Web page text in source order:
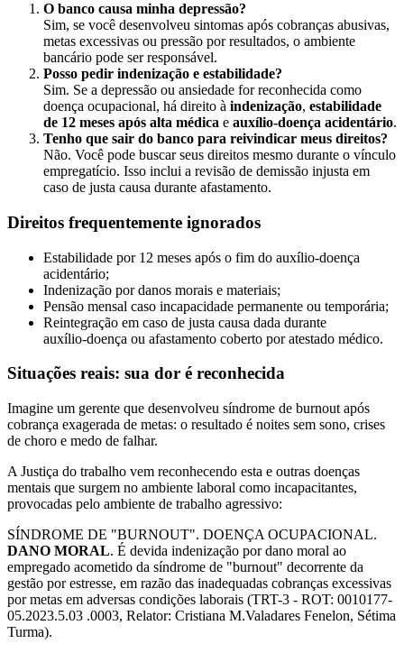
O banco causa minha depressão?
Sim, se você desenvolveu sintomas após cobranças abusivas,
metas excessivas ou pressão por resultados, o ambiente
bancário pode ser responsável.
Posso pedir indenização e estabilidade?
Sim. Se a depressão ou ansiedade for reconhecida como
doença ocupacional, há direito à indenização, estabilidade
de 12 meses após alta médica e auxílio‑doença acidentário.
Tenho que sair do banco para reivindicar meus direitos?
Não. Você pode buscar seus direitos mesmo durante o vínculo
empregatício. Isso inclui a revisão de demissão injusta em
caso de justa causa durante afastamento.
Direitos frequentemente ignorados
Estabilidade por 12 meses após o fim do auxílio-doença
acidentário;
Indenização por danos morais e materiais;
Pensão mensal caso incapacidade permanente ou temporária;
Reintegração em caso de justa causa dada durante
auxílio‑doença ou afastamento coberto por atestado médico.
Situações reais: sua dor é reconhecida
Imagine um gerente que desenvolveu síndrome de burnout após
cobrança exagerada de metas: o resultado é noites sem sono, crises
de choro e medo de falhar.
A Justiça do trabalho vem reconhecendo esta e outras doenças
mentais que surgem no ambiente laboral como incapacitantes,
provocadas pelo ambiente de trabalho agressivo:
SÍNDROME DE "BURNOUT". DOENÇA OCUPACIONAL.
DANO MORAL. É devida indenização por dano moral ao
empregado acometido da síndrome de "burnout" decorrente da
gestão por estresse, em razão das inadequadas cobranças excessivas
por metas em adversas condições laborais (TRT-3 - ROT: 0010177-
05.2023.5.03 .0003, Relator: Cristiana M.Valadares Fenelon, Sétima
Turma).